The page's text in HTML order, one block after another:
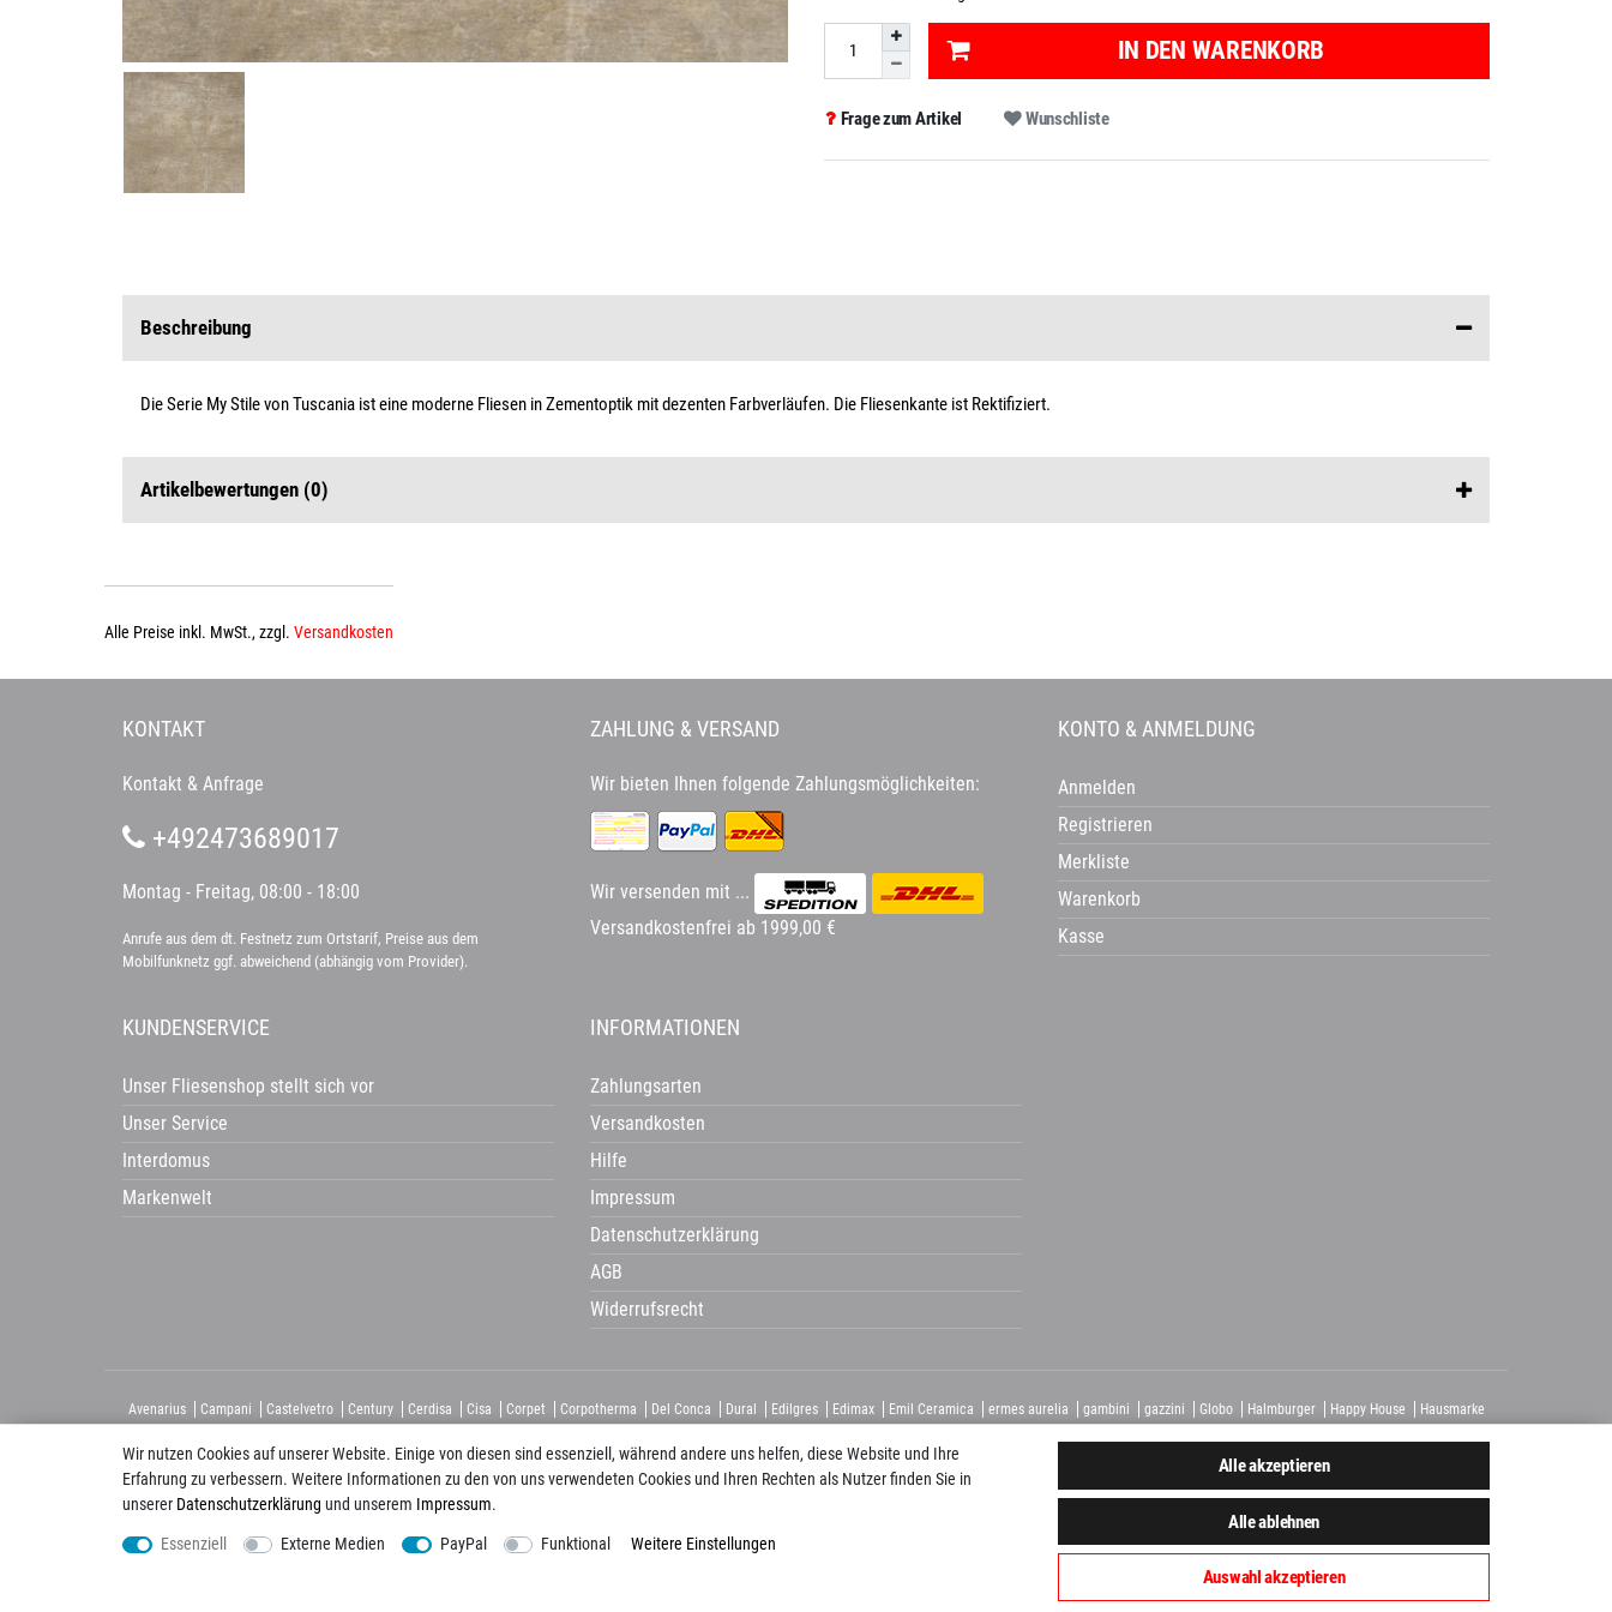
IN DEN WARENKORB
Frage zum Artikel Wunschliste
Beschreibung
Die Serie My Stile von Tuscania ist eine moderne Fliesen in Zementoptik mit dezenten Farbverläufen. Die Fliesenkante ist Rektifiziert.
Artikelbewertungen (0)
Alle Preise inkl. MwSt., zzgl. Versandkosten
Wir nutzen Cookies auf unserer Website. Einige von diesen sind essenziell, während andere uns helfen, diese Website und Ihre
Erfahrung zu verbessern. Weitere Informationen zu den von uns verwendeten Cookies und Ihren Rechten als Nutzer finden Sie in
unserer Daten­schutz­erklärung und unserem Impressum.
Essenziell Externe Medien PayPal Funktional Weitere Einstellungen
Alle akzeptieren
Alle ablehnen
Auswahl akzeptieren
KONTAKT
Kontakt & Anfrage
+492473689017
Montag - Freitag, 08:00 - 18:00
Anrufe aus dem dt. Festnetz zum Ortstarif, Preise aus dem
Mobilfunknetz ggf. abweichend (abhängig vom Provider).
ZAHLUNG & VERSAND
Wir bieten Ihnen folgende Zahlungsmöglichkeiten:
Wir versenden mit ...
Versandkostenfrei ab 1999,00 €
KONTO & ANMELDUNG
Anmelden
Registrieren
Merkliste
Warenkorb
Kasse
KUNDENSERVICE
Unser Fliesenshop stellt sich vor
Unser Service
Interdomus
Markenwelt
INFORMATIONEN
Zahlungsarten
Versandkosten
Hilfe
Impressum
Datenschutzerklärung
AGB
Widerrufsrecht
Avenarius Campani Castelvetro Century Cerdisa Cisa Corpet Corpotherma Del Conca Dural Edilgres Edimax Emil Ceramica ermes aurelia gambini gazzini Globo Halmburger Happy House
Hausmarke
Folgen Sie uns auch auf: